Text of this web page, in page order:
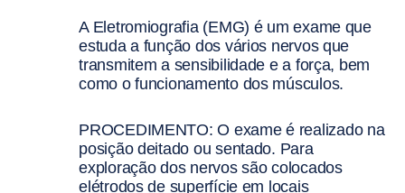
A Eletromiografia (EMG) é um exame que
estuda a função dos vários nervos que
transmitem a sensibilidade e a força, bem
como o funcionamento dos músculos.
PROCEDIMENTO: O exame é realizado na
posição deitado ou sentado. Para
exploração dos nervos são colocados
elétrodos de superfície em locais